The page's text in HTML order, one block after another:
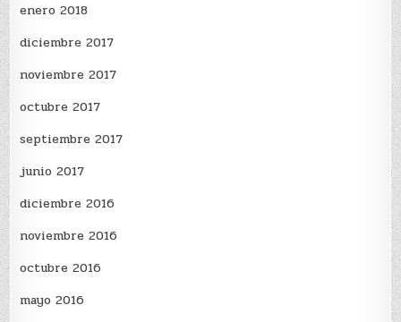
enero 2018
diciembre 2017
noviembre 2017
octubre 2017
septiembre 2017
junio 2017
diciembre 2016
noviembre 2016
octubre 2016
mayo 2016